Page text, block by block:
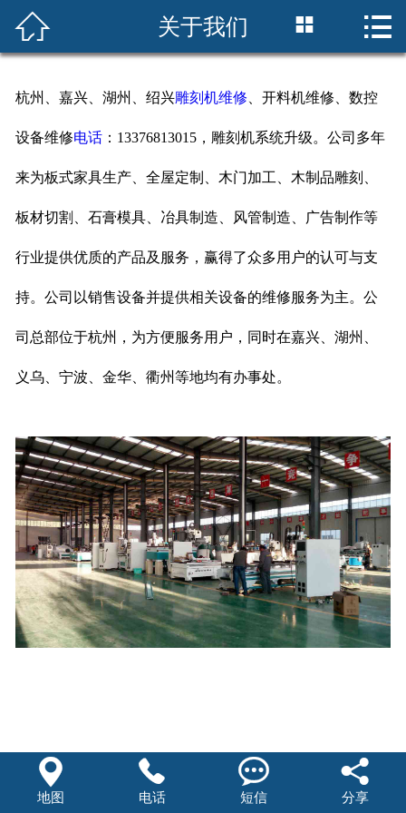
 首页
客户案例
新闻资讯
设备维修
联系我们
 关于我们  
杭州、嘉兴、湖州、绍兴雕刻机维修 、开料机维修、数控
设备维修电话：13376813015，雕刻机系统升级。公司 多年
来为板式家具生产、全屋定制、木门加工、木制品雕刻、
板材切割、石膏模具、冶具制造、风管制造、广告制作等
行业提供优质的产品及服务，赢得了众多用户的认可与支
持。公司以销售设备并提供相关设备的维修服务为主。公
司总部位于杭州，为方便服务用户，同时在嘉兴、湖州、
义乌、宁波、金华、衢州等地均有办事处。

地图

电话

短信

分享